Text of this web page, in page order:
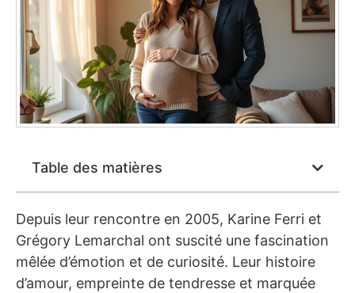
Table des matières
Depuis leur rencontre en 2005, Karine Ferri et
Grégory Lemarchal ont suscité une fascination
mêlée d’émotion et de curiosité. Leur histoire
d’amour, empreinte de tendresse et marquée